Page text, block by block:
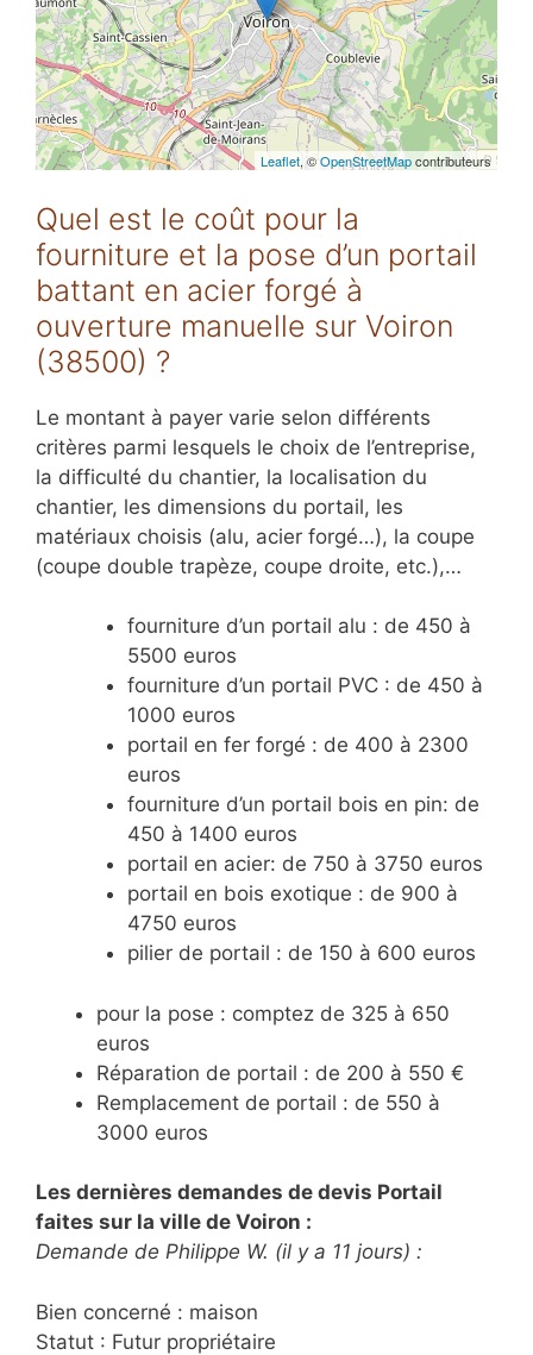
Leaflet, ©OpenStreetMapcontributeurs
Quel est le coût pour la
fourniture et la pose d’un portail
battant en acier forgé à
ouverture manuelle sur Voiron
(38500) ?
Le montant à payer varie selon différents
critères parmi lesquels le choix de l’entreprise,
la difficulté du chantier, la localisation du
chantier, les dimensions du portail, les
matériaux choisis (alu, acier forgé…), la coupe
(coupe double trapèze, coupe droite, etc.),…
fourniture d’un portail alu : de 450 à
5500 euros
fourniture d’un portail PVC : de 450 à
1000 euros
portail en fer forgé : de 400 à 2300
euros
fourniture d’un portail bois en pin: de
450 à 1400 euros
portail en acier: de 750 à 3750 euros
portail en bois exotique : de 900 à
4750 euros
pilier de portail : de 150 à 600 euros
pour la pose : comptez de 325 à 650
euros
Réparation de portail : de 200 à 550 €
Remplacement de portail : de 550 à
3000 euros
Les dernières demandes de devis Portail
faites sur la ville de Voiron :
Demande de Philippe W. (il y a 11 jours) :
Bien concerné : maison
Statut : Futur propriétaire